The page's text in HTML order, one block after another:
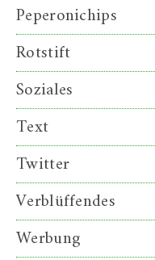
Peperonichips
Rotstift
Soziales
Text
Twitter
Verblüffendes
Werbung